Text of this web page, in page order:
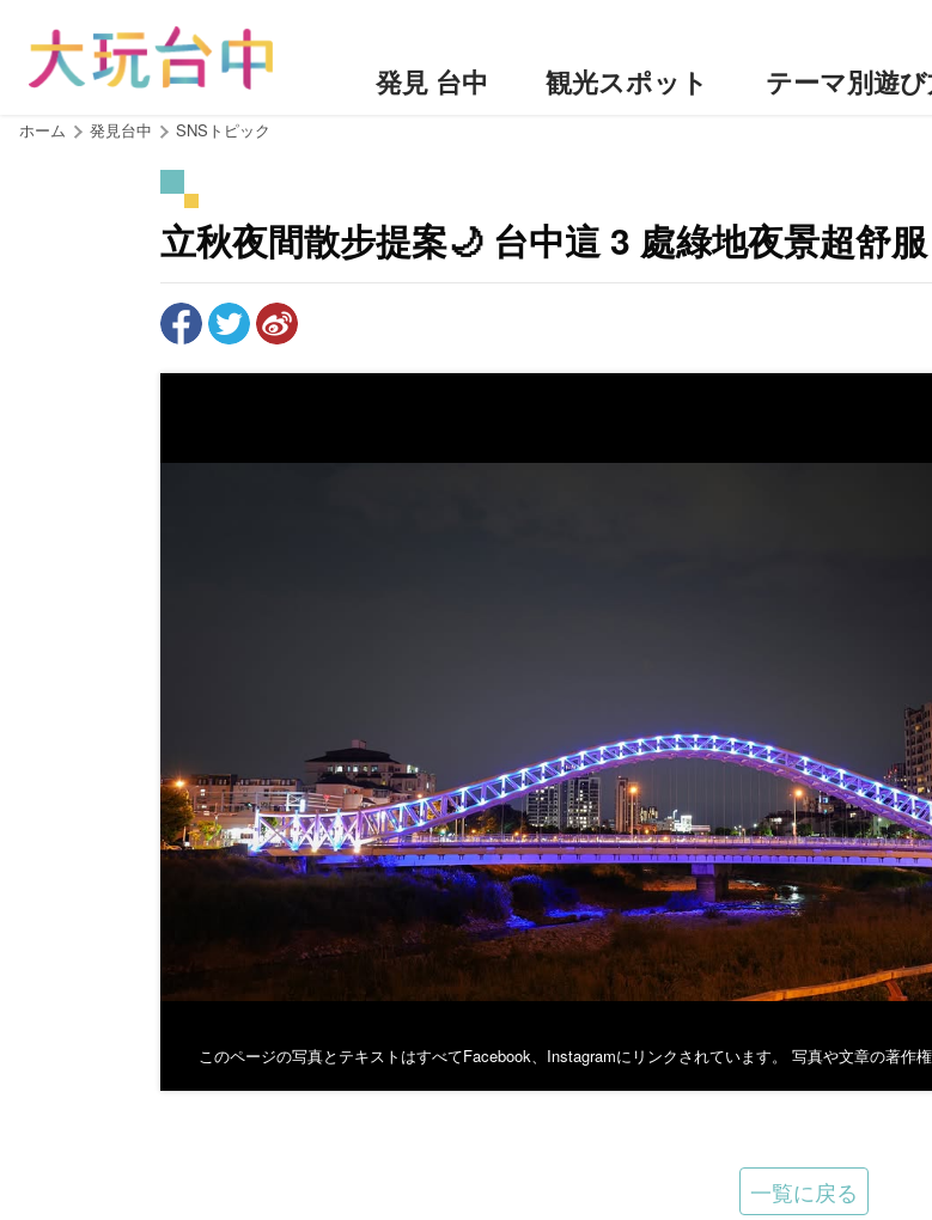
発見 台中 観光スポット テーマ別遊
ホーム 発見台中 SNSトピック
立秋夜間散步提案🌙 台中這 3 處綠地夜景超舒服
このページの写真とテキストはすべてFacebook、Instagramにリンクされています。 写真や文章の著作権
一覧に戻る